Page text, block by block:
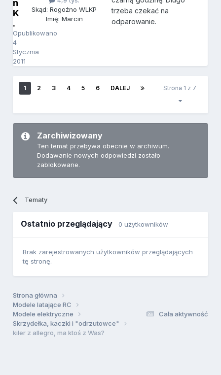
n
K
.
Opublikowano
4
Stycznia
2011
Skąd: Rogoźno WLKP
Imię: Marcin
trzeba czekać na
odparowanie.
1 2 3 4 5 6 DALEJ Strona 1 z 7
Zarchiwizowany
Ten temat przebywa obecnie w archiwum.
Dodawanie nowych odpowiedzi zostało
zablokowane.
Tematy
Ostatnio przeglądający 0 użytkowników
Brak zarejestrowanych użytkowników przeglądających
tę stronę.
Cała aktywność
Strona główna
Modele latające RC
Modele elektryczne
Skrzydełka, kaczki i "odrzutowce"
kiler z allegro, ma ktoś z Was?